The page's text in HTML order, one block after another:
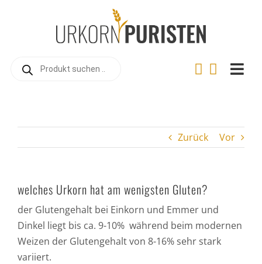
search
Online-Shop
Warum Urkorn?
Urkorn-Verarbeitung
Rezepte
Videos
Zurück Vor
welches Urkorn hat am wenigsten Gluten?
der Glutengehalt bei Einkorn und Emmer und
Dinkel liegt bis ca. 9-10% während beim modernen
Weizen der Glutengehalt von 8-16% sehr stark
variiert.